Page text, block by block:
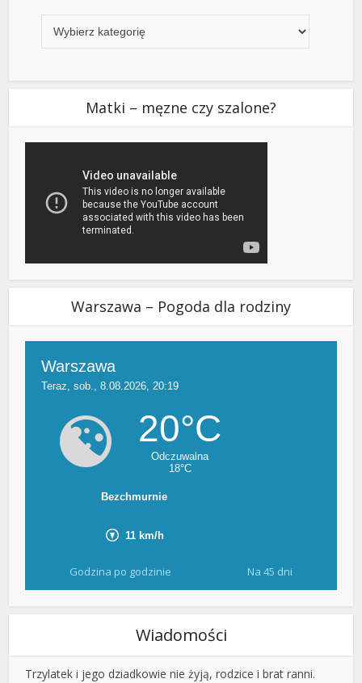
Matki – męzne czy szalone?
Warszawa – Pogoda dla rodziny
Godzina po godzinie Na 45 dni
Wiadomości
Trzylatek i jego dziadkowie nie żyją, rodzice i brat ranni.